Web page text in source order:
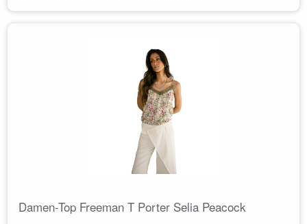
Damen-Top Freeman T Porter Selia Peacock